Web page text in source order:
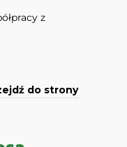
z
do strony